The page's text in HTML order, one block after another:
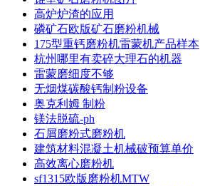
高炉炉渣的应用
磷矿石欧版矿石磨粉机械
175型重钙磨粉机雷蒙机产品样本
杭州哪里有卖碎大理石的机器
雷蒙磨细度不够
无烟煤碳酸钙制粉设备
奥克利姆 制粉
镁法脱硫-ph
石屑磨粉式磨粉机
建筑材料混凝土机械破预算单价
高效离心磨粉机
sf1315欧版磨粉机MTW